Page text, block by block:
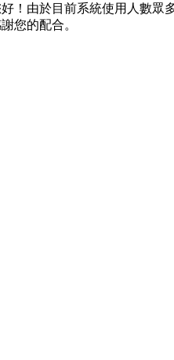
！由於目前系統使用人數眾
您的配合。